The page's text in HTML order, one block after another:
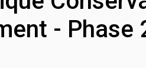
- Phase